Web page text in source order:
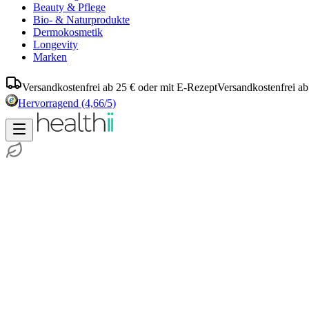
Beauty & Pflege
Bio- & Naturprodukte
Dermokosmetik
Longevity
Marken
Versandkostenfrei ab 25 € oder mit E-RezeptVersandkostenfrei
Hervorragend (4,66/5)